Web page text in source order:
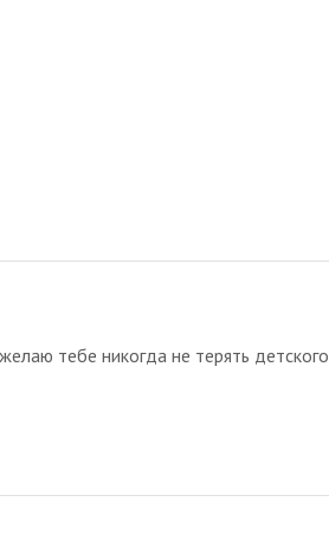
тебе никогда не терять детского